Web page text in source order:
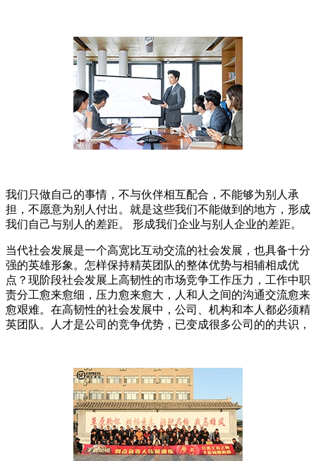
我们只做自己的事情，不与伙伴相互配合，不能够为别人承
担，不愿意为别人付出。就是这些我们不能做到的地方，形成
我们自己与别人的差距。 形成我们企业与别人企业的差距。
当代社会发展是一个高宽比互动交流的社会发展，也具备十分
强的英雄形象。怎样保持精英团队的整体优势与相辅相成优
点？现阶段社会发展上高韧性的市场竞争工作压力，工作中职
责分工愈来愈细，压力愈来愈大，人和人之间的沟通交流愈来
愈艰难。在高韧性的社会发展中，公司、机构和本人都必须精
英团队。人才是公司的竞争优势，已变成很多公司的的共识，